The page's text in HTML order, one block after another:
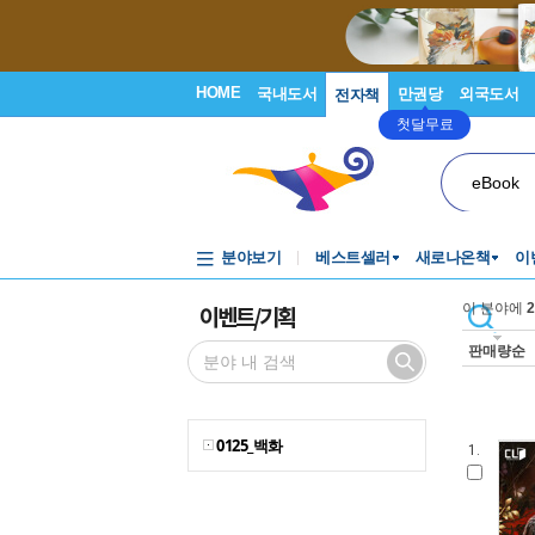
HOME 국내도서 전자책 만권당
첫달무료
외국도서
eBook
분야보기 베스트셀러 새로나온책 이
이벤트/기획
0125_백화
이 분야에 2
판매량순
1.